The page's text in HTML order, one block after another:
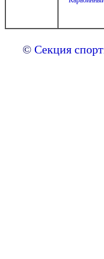
© Секция